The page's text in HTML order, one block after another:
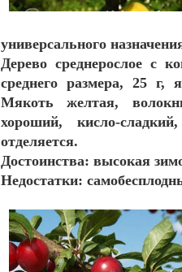
универсального
Дерево среднерослое с
среднего размера, 25 г,
Мякоть желтая,
хороший, кисло-
отделяется.
Достоинства: высокая
Недостатки: